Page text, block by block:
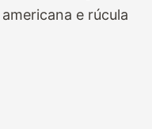
e rúcula